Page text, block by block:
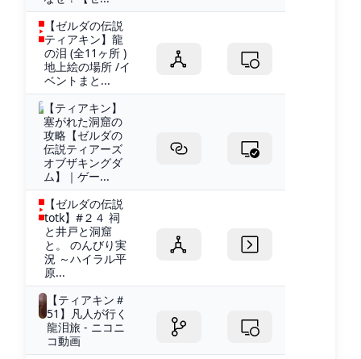
【ゼルダの伝説
ティアキン】龍
の泪 (全11ヶ所 )
地上絵の場所 /イ
ベントまと...
【ティアキン】
塞がれた洞窟の
攻略【ゼルダの
伝説ティアーズ
オブザキングダ
ム】｜ゲー...
【ゼルダの伝説
totk】#２４ 祠
と井戸と洞窟
と。 のんびり実
況 ～ハイラル平
原...
【ティアキン＃
51】凡人が行く
龍泪旅 - ニコニ
コ動画